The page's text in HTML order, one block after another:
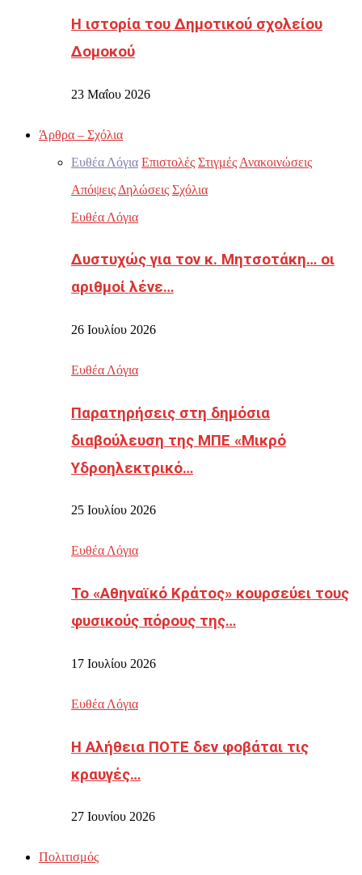
Η ιστορία του Δημοτικού σχολείου
Δομοκού
23 Μαΐου 2026
Άρθρα – Σχόλια
Ευθέα Λόγια Επιστολές Στιγμές Ανακοινώσεις
Απόψεις Δηλώσεις Σχόλια
Ευθέα Λόγια
Δυστυχώς για τον κ. Μητσοτάκη… οι
αριθμοί λένε…
26 Ιουλίου 2026
Ευθέα Λόγια
Παρατηρήσεις στη δημόσια
διαβούλευση της ΜΠΕ «Μικρό
Υδροηλεκτρικό…
25 Ιουλίου 2026
Ευθέα Λόγια
Το «Αθηναϊκό Κράτος» κουρσεύει τους
φυσικούς πόρους της…
17 Ιουλίου 2026
Ευθέα Λόγια
Η Αλήθεια ΠΟΤΕ δεν φοβάται τις
κραυγές…
27 Ιουνίου 2026
Πολιτισμός